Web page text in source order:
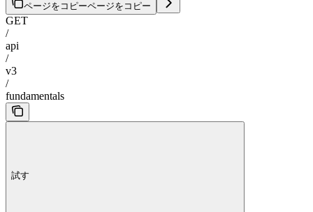
ページをコピーページをコピー
GET
/
api
/
v3
/
fundamentals
試す